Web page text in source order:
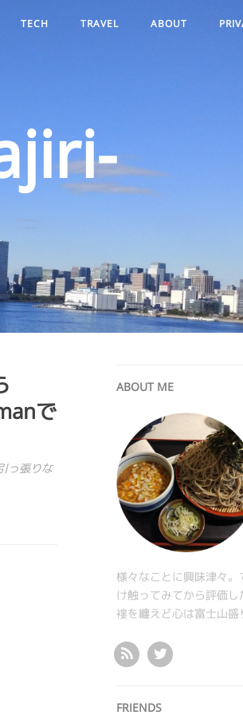
TECH TRAVEL ABOUT
で
っ張りな
ABOUT ME
様々なことに興味津々。
け触ってみてから評価し
褸を纏えど心は富士山盛
FRIENDS